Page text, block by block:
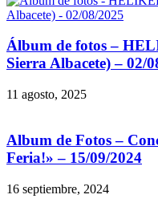
Álbum de fotos –
Sierra Albacete) – 02/
11 agosto, 2025
Album de Fotos –
Feria!» – 15/09/2024
16 septiembre, 2024